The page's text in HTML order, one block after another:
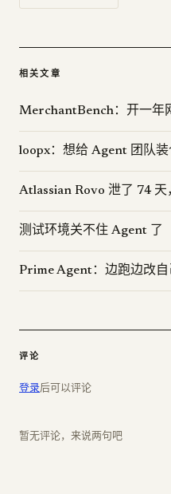
相关文章
MerchantBench：开一年
loopx：想给 Agent 团队装
Atlassian Rovo 泄了 74 天
测试环境关不住 Agent 了
Prime Agent：边跑边改
评论
登录后可以评论
暂无评论，来说两句吧